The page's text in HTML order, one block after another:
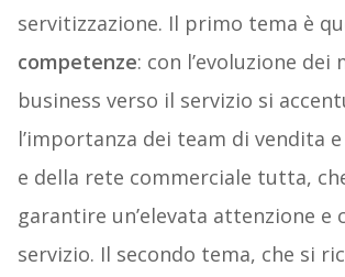
servitizzazione. Il primo tema è
competenze: con l’evoluzione dei
business verso il servizio si
l’importanza dei team di vendita
e della rete commerciale tutta,
garantire un’elevata attenzione e
servizio. Il secondo tema, che si